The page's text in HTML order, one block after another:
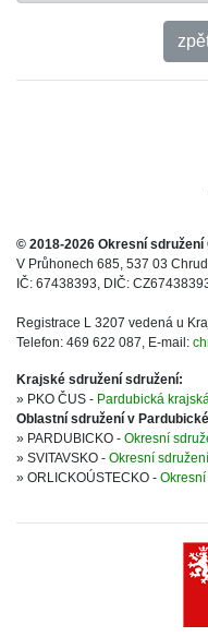
© 2018-2026 Okresní sdružení
V Průhonech 685, 537 03
IČ: 67438393, DIČ:
Registrace L 3207 vedená u
Telefon: 469 622 087, E-mail:
Krajské sdružení sdružení:
» PKO ČUS - Pardubická
Oblastní sdružení v
» PARDUBICKO - Okresní
» SVITAVSKO - Okresní
» ORLICKOÚSTECKO -